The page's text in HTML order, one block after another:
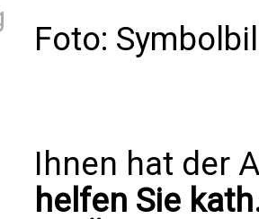
Foto:
Ihnen hat der
helfen Sie